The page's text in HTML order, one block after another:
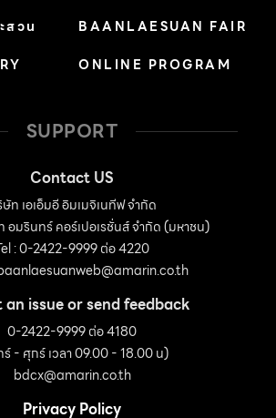
สวน
BAANLAESUAN FAIR
ONLINE PROGRAM
SUPPORT
Contact US
ท เอเอ็มอี อิมเมจิเนทีฟ จำกัด
อมรินทร์ คอร์เปอเรชั่นส์ จำกัด (มหาชน)
: 0-2422-9999 ต่อ 4220
an issue or send feedback
0-2422-9999 ต่อ 4180
- ศุกร์ เวลา 09.00 - 18.00 น)
bdcx@amarin.co.th
Privacy Policy